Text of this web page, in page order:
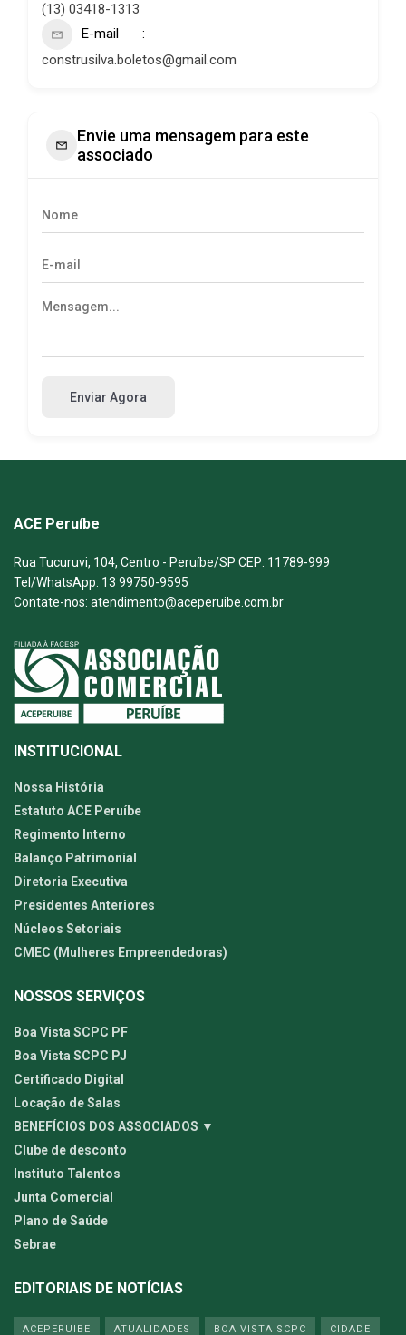
(13) 03418-1313
E-mail
construsilva.boletos@gmail.com
Envie uma mensagem para este
associado
Enviar Agora
ACE Peruíbe
Rua Tucuruvi, 104, Centro - Peruíbe/SP CEP: 11789-999
Tel/WhatsApp: 13 99750-9595
Contate-nos: atendimento@aceperuibe.com.br
INSTITUCIONAL
Nossa História
Estatuto ACE Peruíbe
Regimento Interno
Balanço Patrimonial
Diretoria Executiva
Presidentes Anteriores
Núcleos Setoriais
CMEC (Mulheres Empreendedoras)
NOSSOS SERVIÇOS
Boa Vista SCPC PF
Boa Vista SCPC PJ
Certificado Digital
Locação de Salas
BENEFÍCIOS DOS ASSOCIADOS ▼
Clube de desconto
Instituto Talentos
Junta Comercial
Plano de Saúde
Sebrae
EDITORIAIS DE NOTÍCIAS
ACEPERUIBE ATUALIDADES BOA VISTA SCPC CIDADE